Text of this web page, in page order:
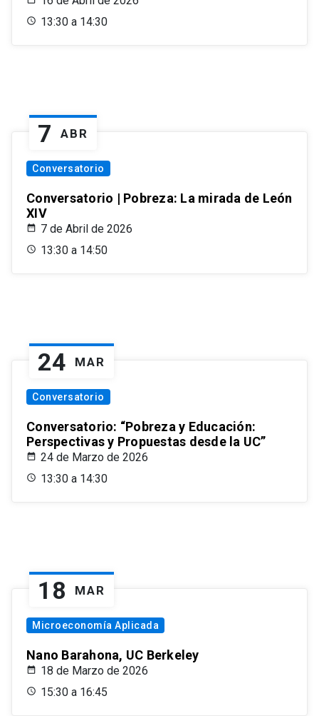
13:30 a 14:30
7 ABR
Conversatorio
Conversatorio | Pobreza: La mirada de León
XIV
7 de Abril de 2026
13:30 a 14:50
24 MAR
Conversatorio
Conversatorio: “Pobreza y Educación:
Perspectivas y Propuestas desde la UC”
24 de Marzo de 2026
13:30 a 14:30
18 MAR
Microeconomía Aplicada
Nano Barahona, UC Berkeley
18 de Marzo de 2026
15:30 a 16:45